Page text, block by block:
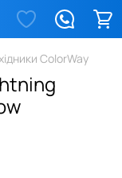
ColorWay